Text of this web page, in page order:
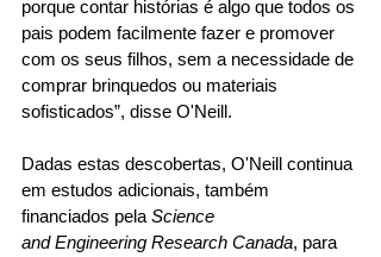
porque contar histórias é algo que todos os
pais podem facilmente fazer e promover
com os seus filhos, sem a necessidade de
comprar brinquedos ou materiais
sofisticados”, disse O'Neill.
Dadas estas descobertas, O'Neill continua
em estudos adicionais, também
financiados pela Science
and Engineering Research Canada, para